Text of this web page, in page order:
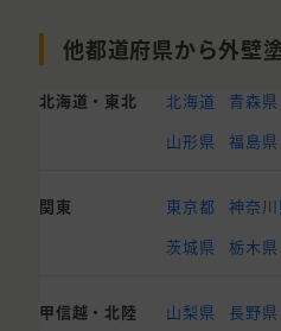
他都道府県から外壁
北海道・東北 北海道 青森県
山形県
福島県
関東 東京都 神奈川
茨城県
栃木県
甲信越・北陸 山梨県 長野県